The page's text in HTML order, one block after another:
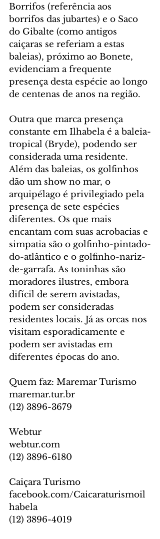
Borrifos (referência aos
borrifos das jubartes) e o Saco
do Gibalte (como antigos
caiçaras se referiam a estas
baleias), próximo ao Bonete,
evidenciam a frequente
presença desta espécie ao longo
de centenas de anos na região.
Outra que marca presença
constante em Ilhabela é a baleia-
tropical (Bryde), podendo ser
considerada uma residente.
Além das baleias, os golfinhos
dão um show no mar, o
arquipélago é privilegiado pela
presença de sete espécies
diferentes. Os que mais
encantam com suas acrobacias e
simpatia são o golfinho-pintado-
do-atlântico e o golfinho-nariz-
de-garrafa. As toninhas são
moradores ilustres, embora
difícil de serem avistadas,
podem ser consideradas
residentes locais. Já as orcas nos
visitam esporadicamente e
podem ser avistadas em
diferentes épocas do ano.
Quem faz: Maremar Turismo
maremar.tur.br
(12) 3896-3679
Webtur
webtur.com
(12) 3896-6180
Caiçara Turismo
facebook.com/Caicaraturismoil
habela
(12) 3896-4019